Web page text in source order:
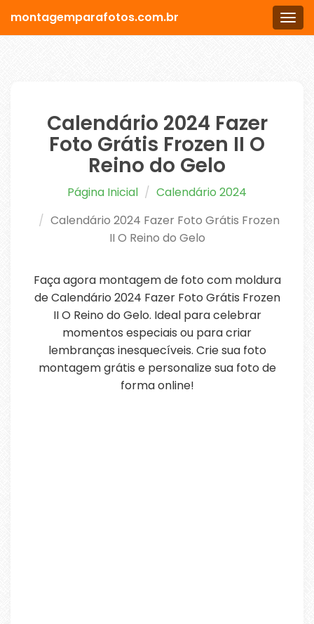
Menu
montagemparafotos.com.br
Calendário 2024 Fazer
Foto Grátis Frozen II O
Reino do Gelo
Página Inicial
Calendário 2024
Calendário 2024 Fazer Foto Grátis Frozen
II O Reino do Gelo
Faça agora montagem de foto com moldura
de Calendário 2024 Fazer Foto Grátis Frozen
II O Reino do Gelo. Ideal para celebrar
momentos especiais ou para criar
lembranças inesquecíveis. Crie sua foto
montagem grátis e personalize sua foto de
forma online!